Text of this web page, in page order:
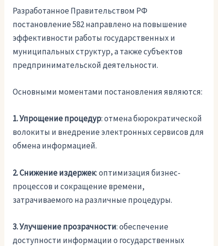
Разработанное Правительством РФ
постановление 582 направлено на повышение
эффективности работы государственных и
муниципальных структур, а также субъектов
предпринимательской деятельности.
Основными моментами постановления являются:
1. Упрощение процедур: отмена бюрократической
волокиты и внедрение электронных сервисов для
обмена информацией.
2. Снижение издержек: оптимизация бизнес-
процессов и сокращение времени,
затрачиваемого на различные процедуры.
3. Улучшение прозрачности: обеспечение
доступности информации о государственных